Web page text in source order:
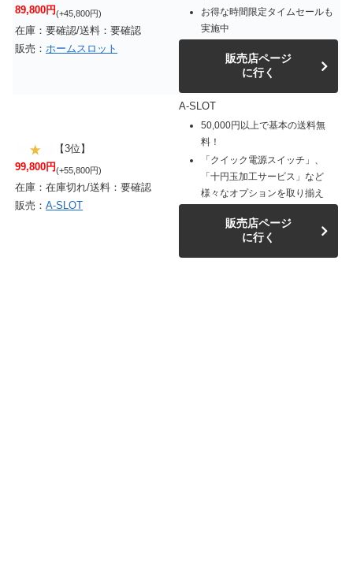
89,800円(+45,800円)
在庫：要確認/送料：要確認
販売： ホームスロット
お得な時間限定タイムセールも
実施中
販売店ページ
に行く
【3位】
99,800円(+55,800円)
在庫：在庫切れ/送料：要確認
販売： A-SLOT
A-SLOT
50,000円以上で基本の送料無
料！
「クイック電源スイッチ」、
「十円玉加工サービス」など
様々なオプションを取り揃え
販売店ページ
に行く